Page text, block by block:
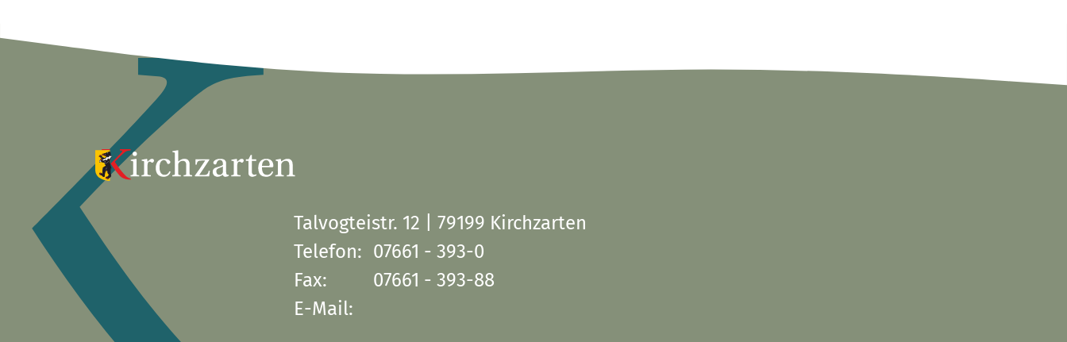
Talvogteistr. 12 | 79199 Kirchzarten
Telefon: 07661 - 393-0
Fax:
07661 - 393-88
E-Mail: